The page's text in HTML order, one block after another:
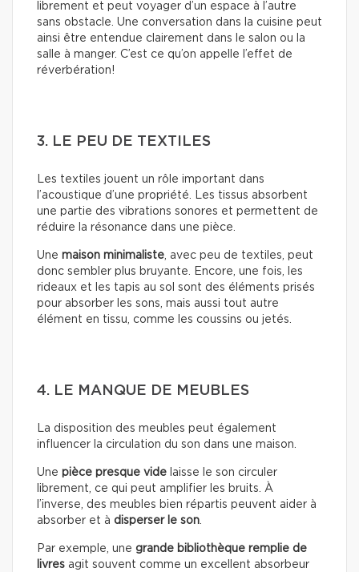
librement et peut voyager d’un espace à l’autre
sans obstacle. Une conversation dans la cuisine peut
ainsi être entendue clairement dans le salon ou la
salle à manger. C’est ce qu’on appelle l’effet de
réverbération!
3. LE PEU DE TEXTILES
Les textiles jouent un rôle important dans
l’acoustique d’une propriété. Les tissus absorbent
une partie des vibrations sonores et permettent de
réduire la résonance dans une pièce.
Une maison minimaliste, avec peu de textiles, peut
donc sembler plus bruyante. Encore, une fois, les
rideaux et les tapis au sol sont des éléments prisés
pour absorber les sons, mais aussi tout autre
élément en tissu, comme les coussins ou jetés.
4. LE MANQUE DE MEUBLES
La disposition des meubles peut également
influencer la circulation du son dans une maison.
Une pièce presque vide laisse le son circuler
librement, ce qui peut amplifier les bruits. À
l’inverse, des meubles bien répartis peuvent aider à
absorber et à disperser le son.
Par exemple, une grande bibliothèque remplie de
livres agit souvent comme un excellent absorbeur